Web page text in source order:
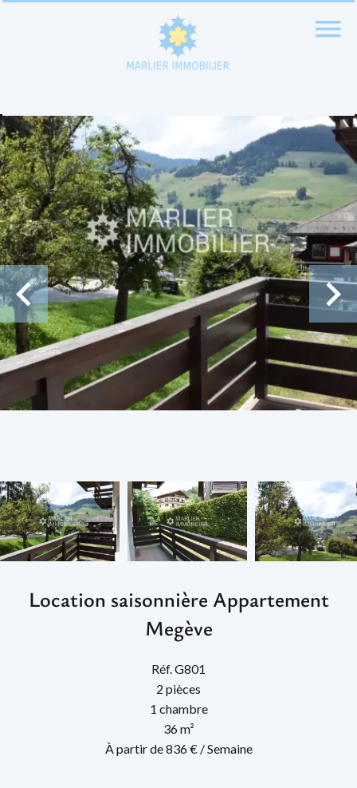
Location saisonnière Appartement
Megève
Réf. G801
2 pièces
1 chambre
36 m²
À partir de 836 € / Semaine